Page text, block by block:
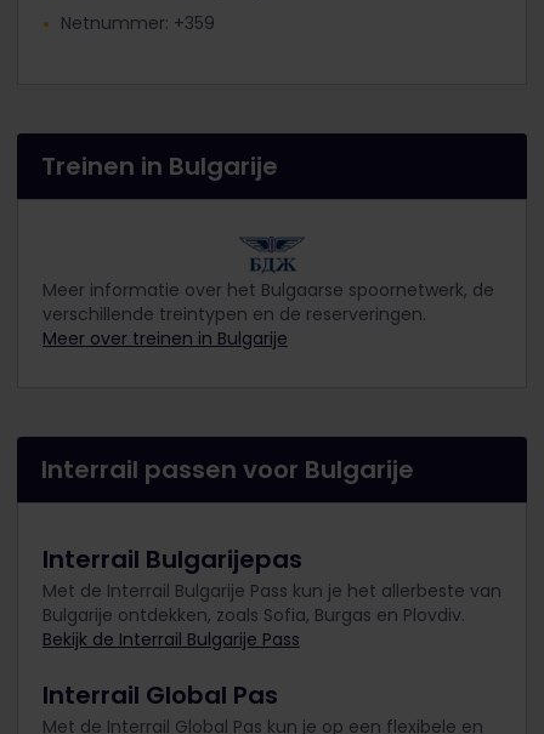
Netnummer: +359
Treinen in Bulgarije
Meer informatie over het Bulgaarse spoornetwerk, de
verschillende treintypen en de reserveringen.
Meer over treinen in Bulgarije
Interrail passen voor Bulgarije
Interrail Bulgarijepas
Met de Interrail Bulgarije Pass kun je het allerbeste van
Bulgarije ontdekken, zoals Sofia, Burgas en Plovdiv.
Bekijk de Interrail Bulgarije Pass
Interrail Global Pas
Met de Interrail Global Pas kun je op een flexibele en